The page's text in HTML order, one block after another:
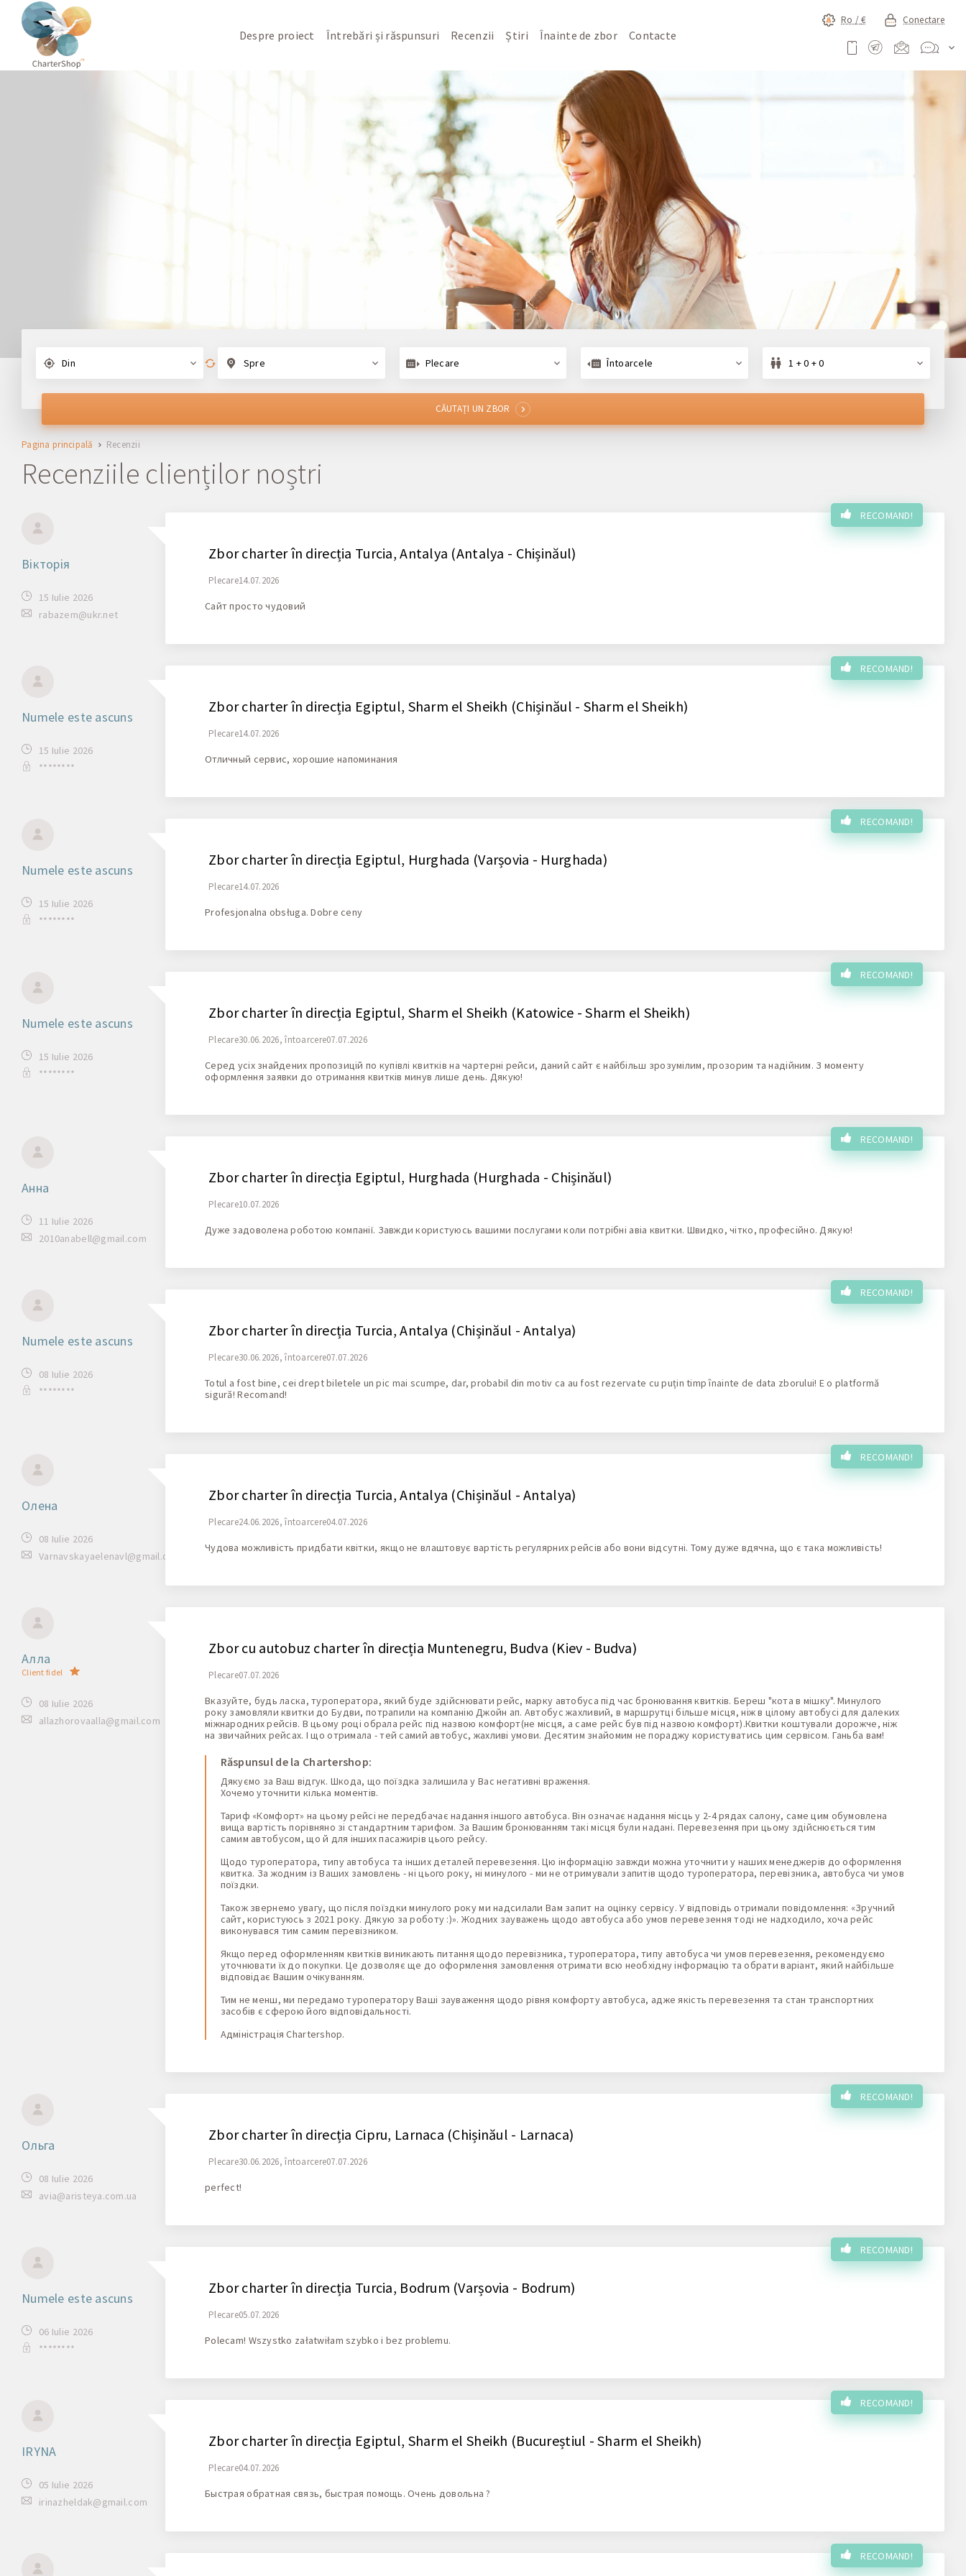
Despre proiect Întrebări și răspunsuri Recenzii Știri Înainte de zbor Contacte
Ro /€ Conectare
Din Spre Plecare Întoarcele 1 + 0 + 0
CĂUTAȚI UN ZBOR
Pagina principală Recenzii
Recenziile clienților noștri
Вікторія
15 Iulie 2026
rabazem@ukr.net
Zbor charter în direcția Turcia, Antalya (Antalya - Chișinăul)
Plecare14.07.2026
Сайт просто чудовий
RECOMAND!
Numele este ascuns
15 Iulie 2026
********
Zbor charter în direcția Egiptul, Sharm el Sheikh (Chișinăul - Sharm el Sheikh)
Plecare14.07.2026
Отличный сервис, хорошие напоминания
RECOMAND!
Numele este ascuns
15 Iulie 2026
********
Zbor charter în direcția Egiptul, Hurghada (Varșovia - Hurghada)
Plecare14.07.2026
Profesjonalna obsługa. Dobre ceny
RECOMAND!
Numele este ascuns
15 Iulie 2026
********
Zbor charter în direcția Egiptul, Sharm el Sheikh (Katowice - Sharm el Sheikh)
Plecare30.06.2026, întoarcere07.07.2026
Серед усіх знайдених пропозицій по купівлі квитків на чартерні рейси, даний сайт є найбільш зрозумілим, прозорим та надійним. З моменту
оформлення заявки до отримання квитків минув лише день. Дякую!
RECOMAND!
Анна
11 Iulie 2026
2010anabell@gmail.com
Zbor charter în direcția Egiptul, Hurghada (Hurghada - Chișinăul)
Plecare10.07.2026
Дуже задоволена роботою компанії. Завжди користуюсь вашими послугами коли потрібні авіа квитки. Швидко, чітко, професійно. Дякую!
RECOMAND!
Numele este ascuns
08 Iulie 2026
********
Zbor charter în direcția Turcia, Antalya (Chișinăul - Antalya)
Plecare30.06.2026, întoarcere07.07.2026
Totul a fost bine, cei drept biletele un pic mai scumpe, dar, probabil din motiv ca au fost rezervate cu puțin timp înainte de data zborului! E o platformă
sigură! Recomand!
RECOMAND!
Олена
08 Iulie 2026
Varnavskayaelenavl@gmail.com
Zbor charter în direcția Turcia, Antalya (Chișinăul - Antalya)
Plecare24.06.2026, întoarcere04.07.2026
Чудова можливість придбати квітки, якщо не влаштовує вартість регулярних рейсів або вони відсутні. Тому дуже вдячна, що є така можливість!
RECOMAND!
Алла
Client fidel
08 Iulie 2026
allazhorovaalla@gmail.com
Zbor cu autobuz charter în direcția Muntenegru, Budva (Kiev - Budva)
Plecare07.07.2026
Вказуйте, будь ласка, туроператора, який буде здійснювати рейс, марку автобуса під час бронювання квитків. Береш "кота в мішку". Минулого
року замовляли квитки до Будви, потрапили на компанію Джойн ап. Автобус жахливий, в маршрутці більше місця, ніж в цілому автобусі для далеких
міжнародних рейсів. В цьому році обрала рейс під назвою комфорт(не місця, а саме рейс був під назвою комфорт).Квитки коштували дорожче, ніж
на звичайних рейсах. І що отримала - тей самий автобус, жахливі умови. Десятим знайомим не пораджу користуватись цим сервісом. Ганьба вам!
Răspunsul de la Chartershop:
Дякуємо за Ваш відгук. Шкода, що поїздка залишила у Вас негативні враження.
Хочемо уточнити кілька моментів.
Тариф «Комфорт» на цьому рейсі не передбачає надання іншого автобуса. Він означає надання місць у 2-4 рядах салону, саме цим обумовлена
вища вартість порівняно зі стандартним тарифом. За Вашим бронюванням такі місця були надані. Перевезення при цьому здійснюється тим
самим автобусом, що й для інших пасажирів цього рейсу.
Щодо туроператора, типу автобуса та інших деталей перевезення. Цю інформацію завжди можна уточнити у наших менеджерів до оформлення
квитка. За жодним із Ваших замовлень - ні цього року, ні минулого - ми не отримували запитів щодо туроператора, перевізника, автобуса чи умов
поїздки.
Також звернемо увагу, що після поїздки минулого року ми надсилали Вам запит на оцінку сервісу. У відповідь отримали повідомлення: «Зручний
сайт, користуюсь з 2021 року. Дякую за роботу :)». Жодних зауважень щодо автобуса або умов перевезення тоді не надходило, хоча рейс
виконувався тим самим перевізником.
Якщо перед оформленням квитків виникають питання щодо перевізника, туроператора, типу автобуса чи умов перевезення, рекомендуємо
уточнювати їх до покупки. Це дозволяє ще до оформлення замовлення отримати всю необхідну інформацію та обрати варіант, який найбільше
відповідає Вашим очікуванням.
Тим не менш, ми передамо туроператору Ваші зауваження щодо рівня комфорту автобуса, адже якість перевезення та стан транспортних
засобів є сферою його відповідальності.
Адміністрація Chartershop.
Ольга
08 Iulie 2026
avia@aristeya.com.ua
Zbor charter în direcția Cipru, Larnaca (Chișinăul - Larnaca)
Plecare30.06.2026, întoarcere07.07.2026
perfect!
RECOMAND!
Numele este ascuns
06 Iulie 2026
********
Zbor charter în direcția Turcia, Bodrum (Varșovia - Bodrum)
Plecare05.07.2026
Polecam! Wszystko załatwiłam szybko i bez problemu.
RECOMAND!
IRYNA
05 Iulie 2026
irinazheldak@gmail.com
Zbor charter în direcția Egiptul, Sharm el Sheikh (Bucureștiul - Sharm el Sheikh)
Plecare04.07.2026
Быстрая обратная связь, быстрая помощь. Очень довольна ?
RECOMAND!
RECOMAND!